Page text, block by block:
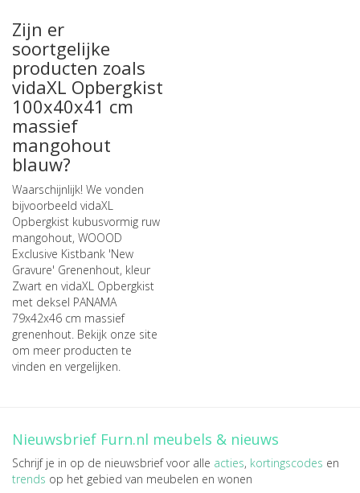
Zijn er
soortgelijke
producten zoals
vidaXL Opbergkist
100x40x41 cm
massief
mangohout
blauw?
Waarschijnlijk! We vonden
bijvoorbeeld vidaXL
Opbergkist kubusvormig ruw
mangohout, WOOOD
Exclusive Kistbank 'New
Gravure' Grenenhout, kleur
Zwart en vidaXL Opbergkist
met deksel PANAMA
79x42x46 cm massief
grenenhout. Bekijk onze site
om meer producten te
vinden en vergelijken.
Nieuwsbrief Furn.nl meubels & nieuws
Schrijf je in op de nieuwsbrief voor alle acties, kortingscodes en
trends op het gebied van meubelen en wonen